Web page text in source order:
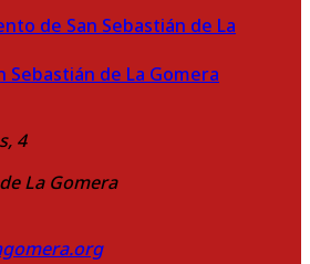
Sebastián de La Gomera
4
La Gomera